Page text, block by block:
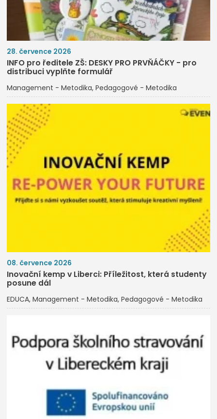
28. července 2026
INFO pro ředitele ZŠ: DESKY PRO PRVŇÁČKY - pro
distribuci vyplňte formulář
Management - Metodika Pedagogové - Metodika
08. července 2026
Inovační kemp v Liberci: Příležitost, která studenty
posune dál
EDUCA Management - Metodika Pedagogové - Metodika